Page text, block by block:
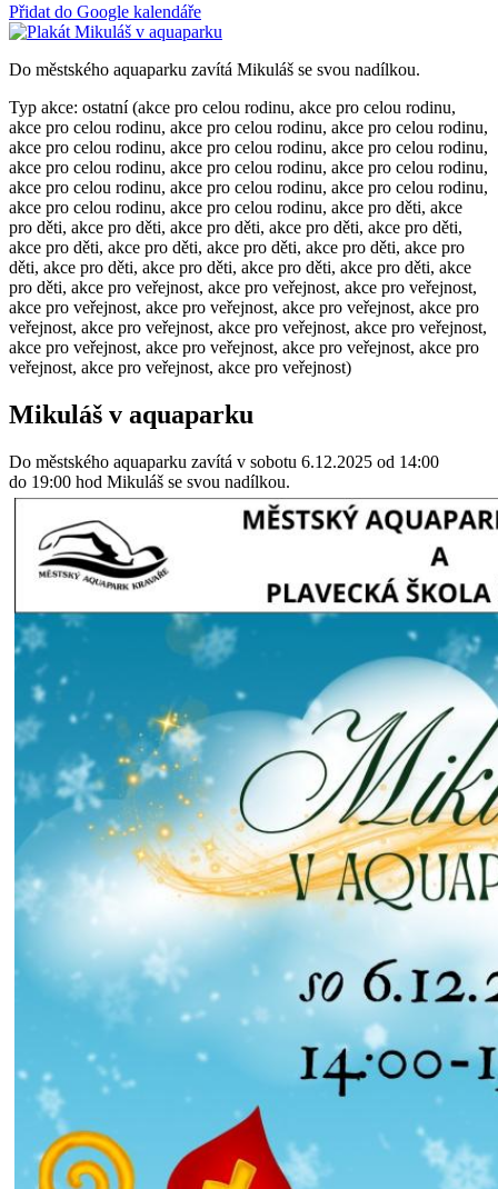
Přidat do Google kalendáře
Do městského aquaparku zavítá Mikuláš se svou nadílkou.
Typ akce: ostatní (akce pro celou rodinu, akce pro celou rodinu,
akce pro celou rodinu, akce pro celou rodinu, akce pro celou rodinu,
akce pro celou rodinu, akce pro celou rodinu, akce pro celou rodinu,
akce pro celou rodinu, akce pro celou rodinu, akce pro celou rodinu,
akce pro celou rodinu, akce pro celou rodinu, akce pro celou rodinu,
akce pro celou rodinu, akce pro celou rodinu, akce pro děti, akce
pro děti, akce pro děti, akce pro děti, akce pro děti, akce pro děti,
akce pro děti, akce pro děti, akce pro děti, akce pro děti, akce pro
děti, akce pro děti, akce pro děti, akce pro děti, akce pro děti, akce
pro děti, akce pro veřejnost, akce pro veřejnost, akce pro veřejnost,
akce pro veřejnost, akce pro veřejnost, akce pro veřejnost, akce pro
veřejnost, akce pro veřejnost, akce pro veřejnost, akce pro veřejnost,
akce pro veřejnost, akce pro veřejnost, akce pro veřejnost, akce pro
veřejnost, akce pro veřejnost, akce pro veřejnost)
Mikuláš v aquaparku
Do městského aquaparku zavítá v sobotu 6.12.2025 od 14:00
do 19:00 hod Mikuláš se svou nadílkou.